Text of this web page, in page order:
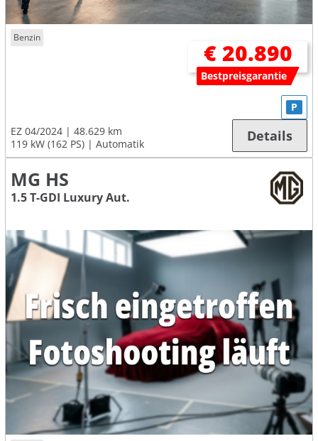
Benzin
€ 20.890
Bestpreisgarantie
EZ 04/2024
48.629 km
119 kW (162 PS)
Automatik
P
Details
MG HS
1.5 T-GDI Luxury Aut.